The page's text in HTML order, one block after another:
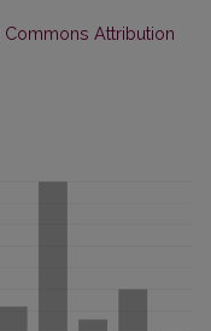
Commons Attribution